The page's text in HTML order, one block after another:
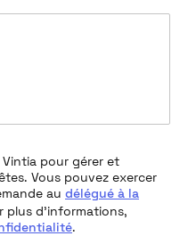
pour gérer et
Vous pouvez exercer
au délégué à la
plus d’informations,
.